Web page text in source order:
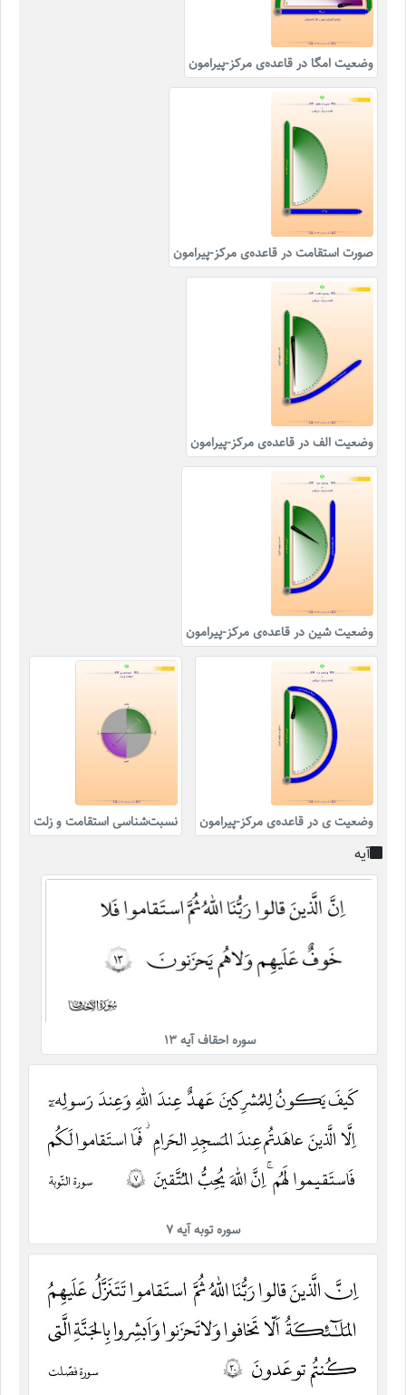
وضعیت امگا در قاعده‌ی مرکز-پیرامون
صورت استقامت در قاعده‌ی مرکز-پیرامون
وضعیت الف در قاعده‌ی مرکز-پیرامون
وضعیت شین در قاعده‌ی مرکز-پیرامون
وضعیت ی در قاعده‌ی مرکز-پیرامون نسبت‌شناسی استقامت و زلت
آیه
سوره احقاف آیه 13
سوره توبه آیه ۷